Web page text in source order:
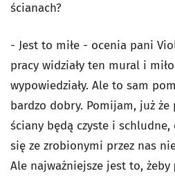
ścianach?
- Jest to miłe - ocenia pani
pracy widziały ten mural i
wypowiedziały. Ale to sam
bardzo dobry. Pomijam, już
ściany będą czyste i
się ze zrobionymi przez nas
Ale najważniejsze jest to, żeby